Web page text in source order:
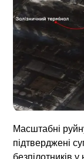
Масштабні
підтверджені
безпілотників